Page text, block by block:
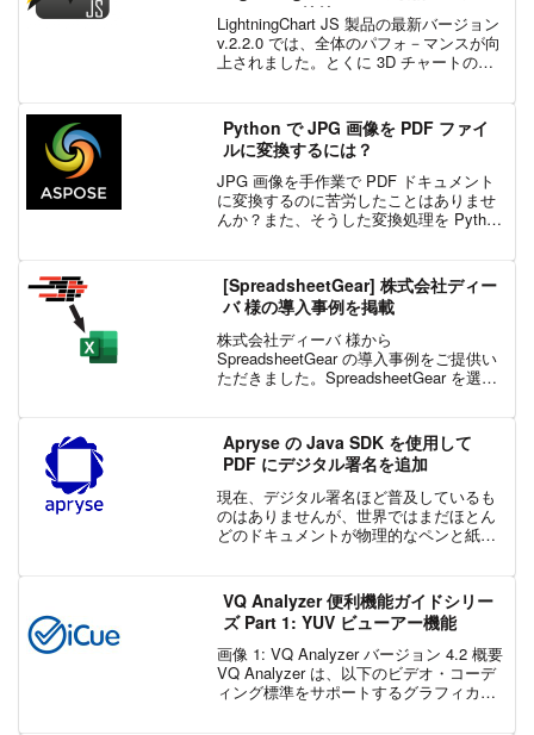
ン v.2.2.0 リリース
LightningChart JS 製品の最新バージョン
v.2.2.0 では、全体のパフォ－マンスが向
上されました。とくに 3D チャートのパ
は各フレームご...
Python で JPG 画像を PDF ファイ
ルに変換するには？
JPG 画像を手作業で PDF ドキュメント
に変換するのに苦労したことはありませ
んか？また、そうした変換処理を Python
このブログでは、Python で JPG ...
[SpreadsheetGear] 株式会社ディー
バ 様の導入事例を掲載
株式会社ディーバ 様から
SpreadsheetGear の導入事例をご提供い
ただきました。SpreadsheetGear を選定
導入事例にて紹介します。
Apryse の Java SDK を使用して
PDF にデジタル署名を追加
現在、デジタル署名ほど普及しているも
のはありませんが、世界ではまだほとん
どのドキュメントが物理的なペンと紙で
の成長は爆発的に増加し続け、アプリケ
ーションがこのニーズをサ...
VQ Analyzer 便利機能ガイドシリー
ズ Part 1: YUV ビューアー機能
画像 1: VQ Analyzer バージョン 4.2 概要
VQ Analyzer は、以下のビデオ・コーデ
ィング標準をサポートするグラフィカ